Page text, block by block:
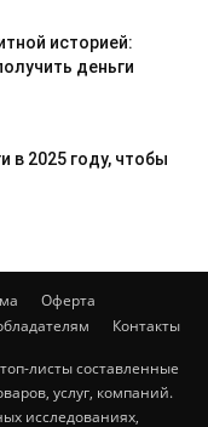
историей:
деньги
в 2025 году, чтобы
Оферта
Контакты
листы составленные
услуг, компаний.
исследованиях,